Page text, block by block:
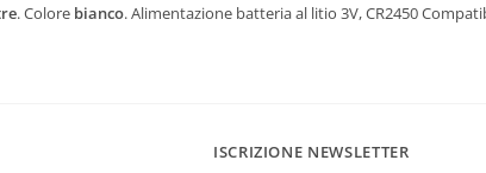
. Colore bianco. Alimentazione batteria al litio 3V, CR2450
ISCRIZIONE NEWSLETTER